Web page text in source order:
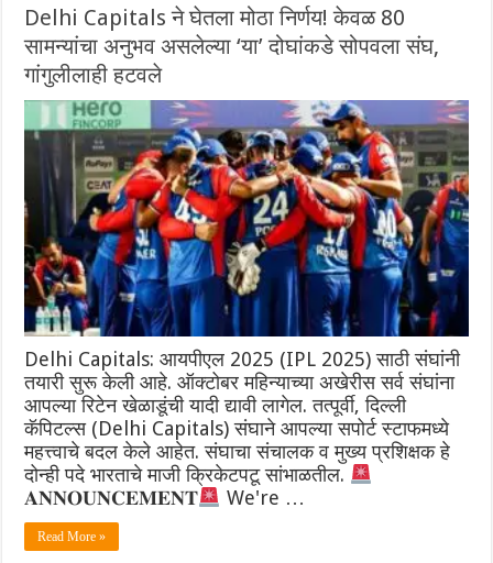
Delhi Capitals ने घेतला मोठा निर्णय! केवळ 80
सामन्यांचा अनुभव असलेल्या ‘या’ दोघांकडे सोपवला संघ,
गांगुलीलाही हटवले
Delhi Capitals: आयपीएल 2025 (IPL 2025) साठी संघांनी
तयारी सुरू केली आहे. ऑक्टोबर महिन्याच्या अखेरीस सर्व संघांना
आपल्या रिटेन खेळाडूंची यादी द्यावी लागेल. तत्पूर्वी, दिल्ली
कॅपिटल्स (Delhi Capitals) संघाने आपल्या सपोर्ट स्टाफमध्ये
महत्त्वाचे बदल केले ‌आहेत. संघाचा संचालक व मुख्य प्रशिक्षक हे
दोन्ही पदे भारताचे माजी क्रिकेटपटू सांभाळतील.
𝐀𝐍𝐍𝐎𝐔𝐍𝐂𝐄𝐌𝐄𝐍𝐓
We're …
Read More »